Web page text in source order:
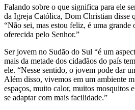
Falando sobre o que significa para ele
da Igreja Católica, Dom Christian disse
“Não sei, mas estou feliz, é uma
oferecida pelo Senhor.”
Ser jovem no Sudão do Sul “é um
mais da metade dos cidadãos do país
ele. “Nesse sentido, o jovem pode dar
Além disso, vivemos em um ambiente
espaços, muito calor, muitos mosquitos
se adaptar com mais facilidade.”